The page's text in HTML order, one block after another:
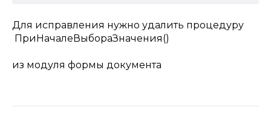
Для исправления нужно удалить процедуру
ПриНачалеВыбораЗначения()
из модуля формы документа